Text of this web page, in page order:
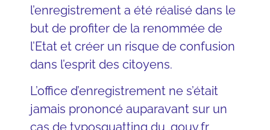
l’enregistrement a été réalisé dans le
but de profiter de la renommée de
l’Etat et créer un risque de confusion
dans l’esprit des citoyens.
L’office d’enregistrement ne s’était
jamais prononcé auparavant sur un
cas de typosquatting du .gouv.fr